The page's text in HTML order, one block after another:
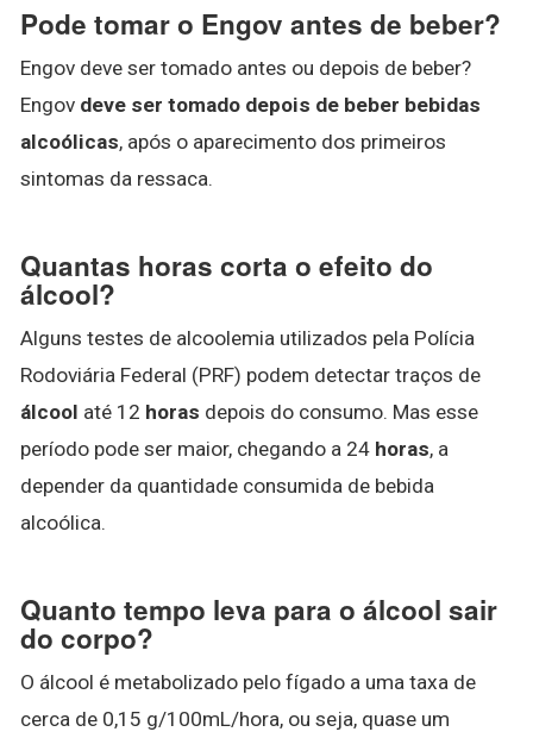
Pode tomar o Engov antes de beber?
Engov deve ser tomado antes ou depois de beber?
Engov deve ser tomado depois de beber bebidas
alcoólicas, após o aparecimento dos primeiros
sintomas da ressaca.
Quantas horas corta o efeito do
álcool?
Alguns testes de alcoolemia utilizados pela Polícia
Rodoviária Federal (PRF) podem detectar traços de
álcool até 12 horas depois do consumo. Mas esse
período pode ser maior, chegando a 24 horas, a
depender da quantidade consumida de bebida
alcoólica.
Quanto tempo leva para o álcool sair
do corpo?
O álcool é metabolizado pelo fígado a uma taxa de
cerca de 0,15 g/100mL/hora, ou seja, quase um